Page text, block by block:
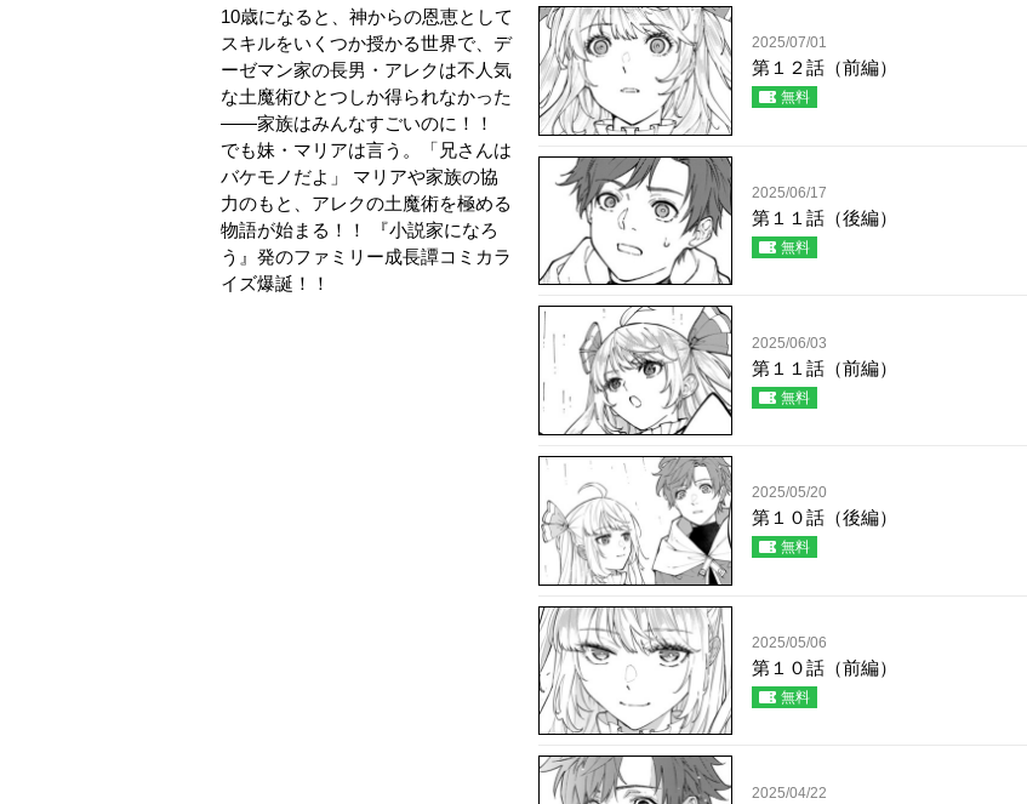
10歳になると、神からの恩恵として
スキルをいくつか授かる世界で、デ
ーゼマン家の長男・アレクは不人気
な土魔術ひとつしか得られなかった
――家族はみんなすごいのに！！
でも妹・マリアは言う。「兄さんは
バケモノだよ」 マリアや家族の協
力のもと、アレクの土魔術を極める
物語が始まる！！ 『小説家になろ
う』発のファミリー成長譚コミカラ
イズ爆誕！！
2025/07/01
第１２話（前編）
無料
2025/06/17
第１１話（後編）
無料
2025/06/03
第１１話（前編）
無料
2025/05/20
第１０話（後編）
無料
2025/05/06
第１０話（前編）
無料
2025/04/22